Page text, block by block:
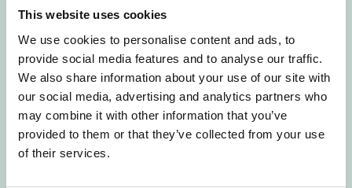
This website uses cookies
We use cookies to personalise content and ads, to
provide social media features and to analyse our traffic.
We also share information about your use of our site with
our social media, advertising and analytics partners who
may combine it with other information that you’ve
provided to them or that they’ve collected from your use
of their services.
Välj yrkesroll
Välj önskat arbetsområde
Välj önskad anställningsform
+46